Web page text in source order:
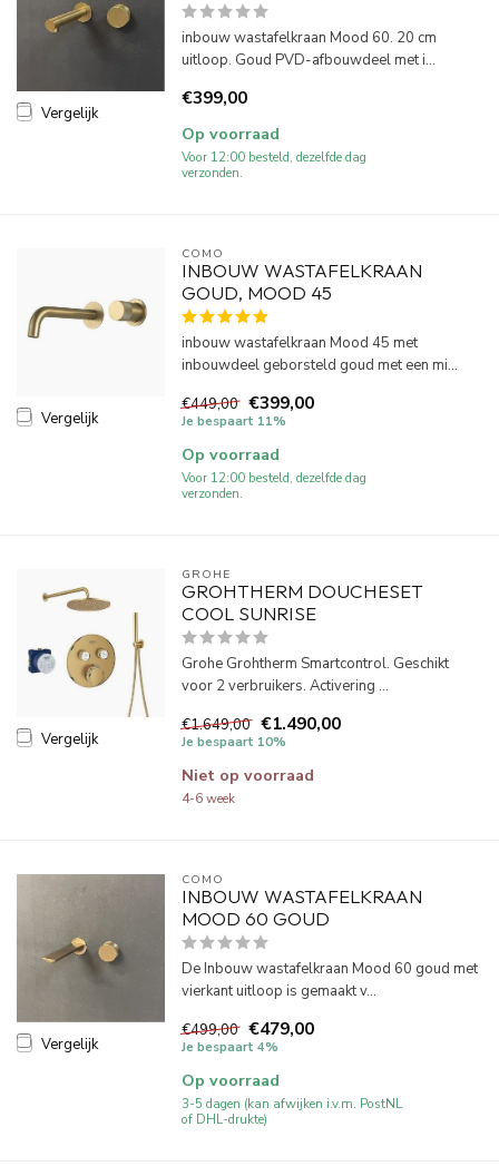
Vergelijk
inbouw wastafelkraan Mood 60. 20 cm
uitloop. Goud PVD-afbouwdeel met i...
€399,00
Op voorraad
Voor 12:00 besteld, dezelfde dag
verzonden.
Vergelijk
COMO
INBOUW WASTAFELKRAAN
GOUD, MOOD 45
inbouw wastafelkraan Mood 45 met
inbouwdeel geborsteld goud met een mi...
€449,00 €399,00
Je bespaart 11%
Op voorraad
Voor 12:00 besteld, dezelfde dag
verzonden.
Vergelijk
GROHE
GROHTHERM DOUCHESET
COOL SUNRISE
Grohe Grohtherm Smartcontrol. Geschikt
voor 2 verbruikers. Activering ...
€1.649,00 €1.490,00
Je bespaart 10%
Niet op voorraad
4-6 week
Vergelijk
COMO
INBOUW WASTAFELKRAAN
MOOD 60 GOUD
De Inbouw wastafelkraan Mood 60 goud met
vierkant uitloop is gemaakt v...
€499,00 €479,00
Je bespaart 4%
Op voorraad
3-5 dagen (kan afwijken i.v.m. PostNL
of DHL-drukte)